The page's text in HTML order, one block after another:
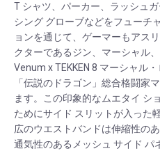
T シャツ、パーカー、ラッシュ
シング グローブなどをフューチ
ョンを通じて、ゲーマーもアス
クターであるジン、マーシャル
Venum x TEKKEN 8 マーシャル
「伝説のドラゴン」総合格闘家
ます。この印象的なムエタイ シ
ためにサイド スリットが入った
広のウエストバンドは伸縮性の
通気性のあるメッシュ サイド パ